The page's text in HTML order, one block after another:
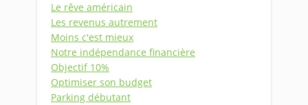
Le rêve américain
Les revenus autrement
Moins c'est mieux
Notre indépendance financière
Objectif 10%
Optimiser son budget
Parking débutant